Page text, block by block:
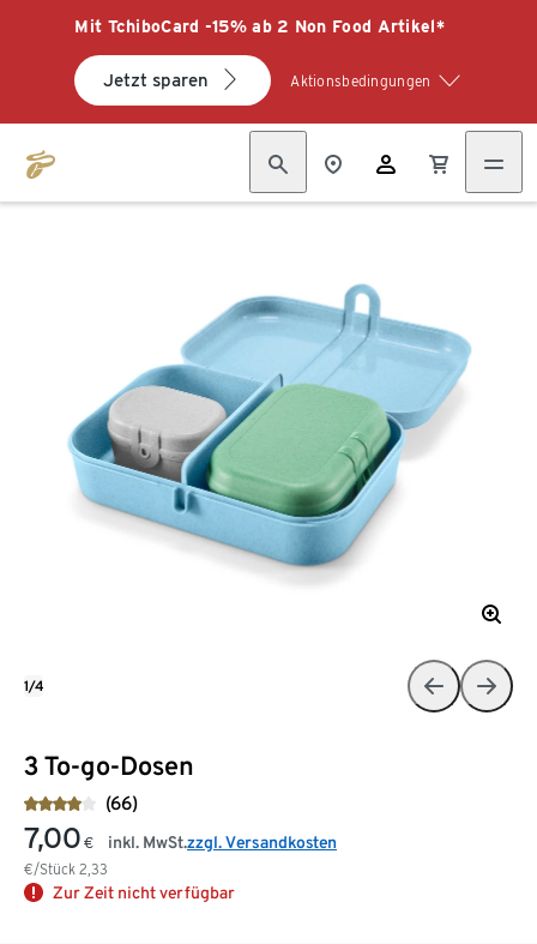
Mit TchiboCard -15% ab 2 Non Food Artikel*
Jetzt sparen Aktionsbedingungen
3 To-go-Dosen
(66)
7,00 €
€/Stück 2,33
inkl. MwSt.zzgl. Versandkosten
Zur Zeit nicht verfügbar
1/4